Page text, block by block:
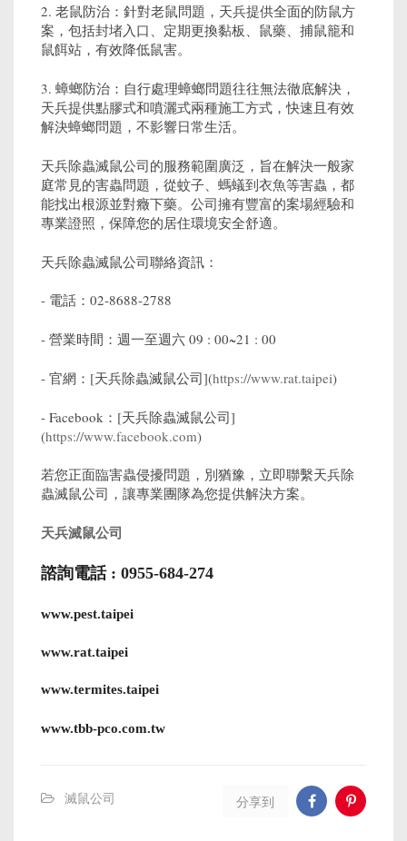
2. 老鼠防治：針對老鼠問題，天兵提供全面的防鼠方
案，包括封堵入口、定期更換黏板、鼠藥、捕鼠籠和
鼠餌站，有效降低鼠害。
3. 蟑螂防治：自行處理蟑螂問題往往無法徹底解決，
天兵提供點膠式和噴灑式兩種施工方式，快速且有效
解決蟑螂問題，不影響日常生活。
天兵除蟲滅鼠公司的服務範圍廣泛，旨在解決一般家
庭常見的害蟲問題，從蚊子、螞蟻到衣魚等害蟲，都
能找出根源並對癥下藥。公司擁有豐富的案場經驗和
專業證照，保障您的居住環境安全舒適。
天兵除蟲滅鼠公司聯絡資訊：
- 電話： 02-8688-2788
- 營業時間：週一至週六 09 : 00~21 : 00
- 官網：[天兵除蟲滅鼠公司](https://www.rat.taipei)
- Facebook：[天兵除蟲滅鼠公司]
(https://www.facebook.com)
若您正面臨害蟲侵擾問題，別猶豫，立即聯繫天兵除
蟲滅鼠公司，讓專業團隊為您提供解決方案。
天兵滅鼠公司
諮詢電話 : 0955-684-274
www.pest.taipei
www.rat.taipei
www.termites.taipei
www.tbb-pco.com.tw
滅鼠公司 分享到